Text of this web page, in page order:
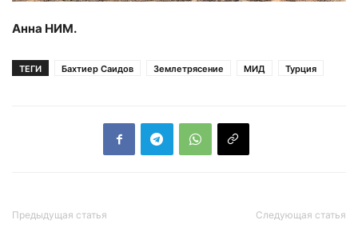
Анна НИМ.
ТЕГИ Бахтиер Саидов Землетрясение МИД Турция
Предыдущая статья Следующая статья